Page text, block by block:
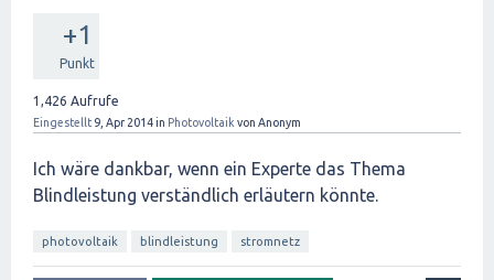
+1
Punkt
1,426 Aufrufe
Eingestellt 9, Apr 2014in Photovoltaik von Anonym
Ich wäre dankbar, wenn ein Experte das Thema
Blindleistung verständlich erläutern könnte.
photovoltaik blindleistung stromnetz